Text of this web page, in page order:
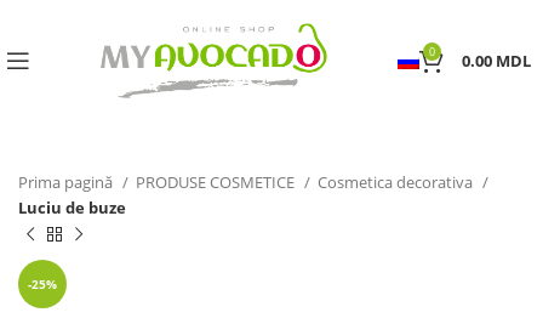
0 0.00 MDL
Prima pagină PRODUSE COSMETICE
Cosmetica decorativa
Luciu de buze
-25%